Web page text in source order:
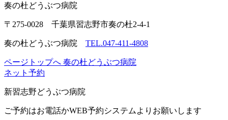
奏の杜どうぶつ病院
〒275-0028 千葉県習志野市奏の杜2-4-1
奏の杜どうぶつ病院 TEL.047-411-4808
ページトップへ 奏の杜どうぶつ病院
ネット予約
新習志野どうぶつ病院
ご予約はお電話かWEB予約システムよりお願いします